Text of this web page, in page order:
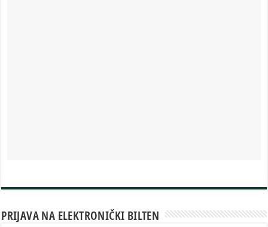
PRIJAVA NA ELEKTRONIČKI BILTEN